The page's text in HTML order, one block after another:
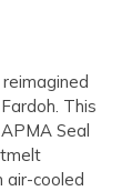
This
Seal
air-cooled